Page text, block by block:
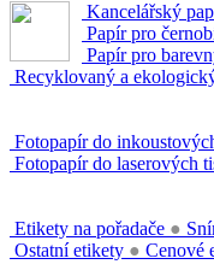
Kancelářský
Papír pro
Papír pro
Recyklovaný a
Fotopapír do
Fotopapír do laserových
Etikety na pořadače ●
Ostatní etikety ● Cenové